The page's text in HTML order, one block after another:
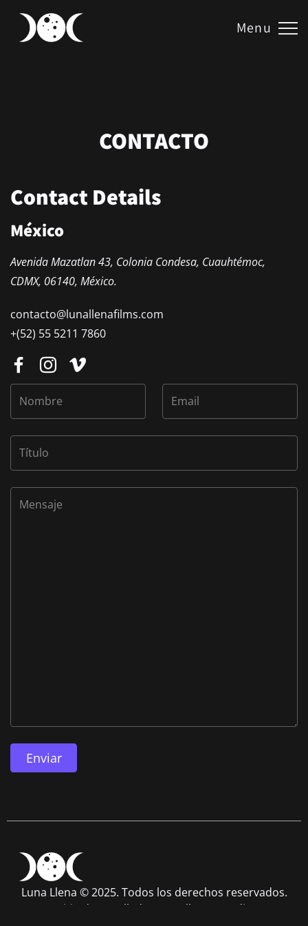
Menu
CONTACTO
Contact Details
México
Avenida Mazatlan 43, Colonia Condesa, Cuauhtémoc,
CDMX, 06140, México.
contacto@lunallenafilms.com
+(52) 55 5211 7860
Enviar
Luna Llena © 2025. Todos los derechos reservados.
Sitio desarrollado por
Follower Media